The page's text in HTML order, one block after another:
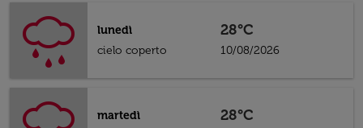
lunedì
cielo coperto
28°C
10/08/2026
martedì
28°C